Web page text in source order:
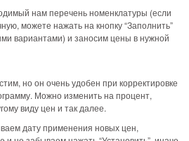
нам перечень номенклатуры (если
можете нажать на кнопку “Заполнить”
вариантами) и заносим цены в нужной
но он очень удобен при корректировке
Можно изменить на процент,
виду цен и так далее.
дату применения новых цен,